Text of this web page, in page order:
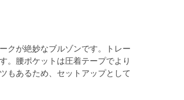
クが絶妙なブルゾンです。トレー
。腰ポケットは圧着テープでより
もあるため、セットアップとして